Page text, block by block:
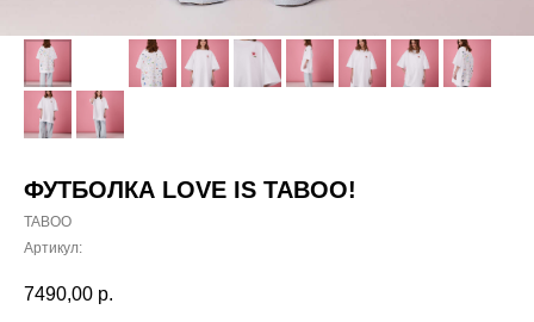
ФУТБОЛКА LOVE IS TABOO!
TABOO
Артикул:
7490,00 р.